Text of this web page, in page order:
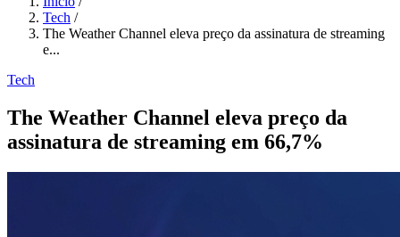
Tech /
The Weather Channel eleva preço da assinatura de streaming
e...
Tech
The Weather Channel eleva preço da
assinatura de streaming em 66,7%